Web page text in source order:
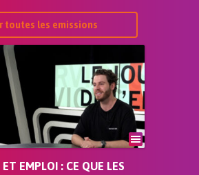
toutes les emissions
EMPLOI : CE QUE LES